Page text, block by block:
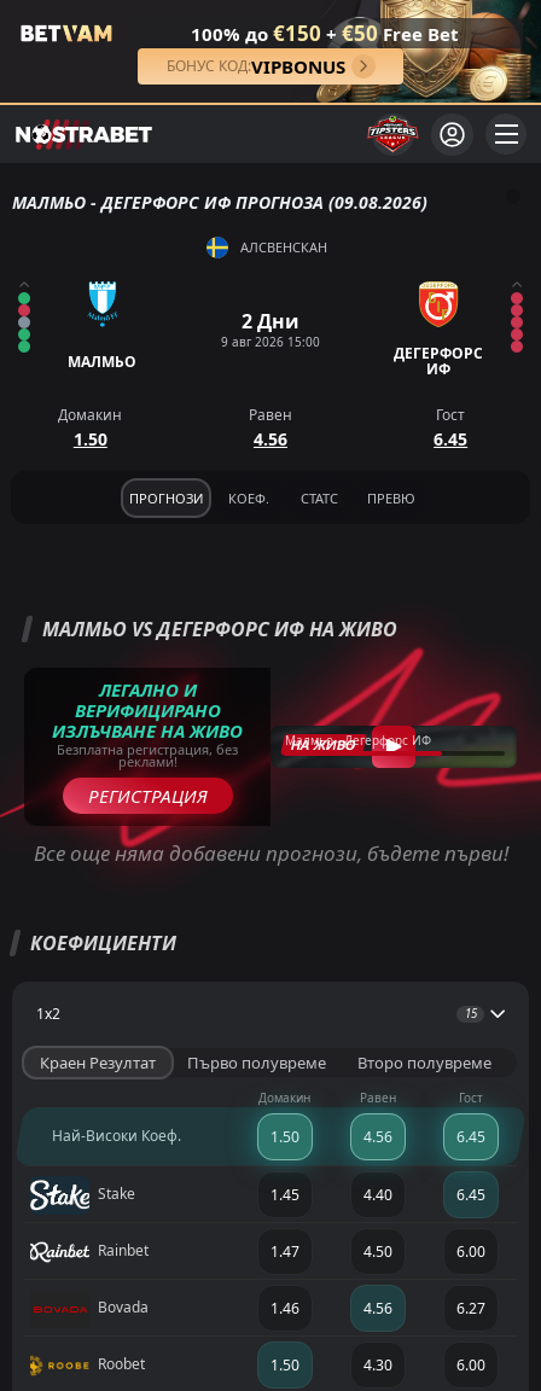
100% до €150 + €50Free Bet
БОНУС КОД:VIPBONUS
МАЛМЬО - ДЕГЕРФОРС ИФ ПРОГНОЗА (09.08.2026)
АЛСВЕНСКАН
МАЛМЬО
2 Дни
9 авг 2026 15:00
ДЕГЕРФОРС
ИФ
Домакин
1.50
Равен
4.56
Гост
6.45
ПРОГНОЗИ КОЕФ. СТАТС ПРЕВЮ
МАЛМЬО VS ДЕГЕРФОРС ИФ НА ЖИВО
ЛЕГАЛНО И
ВЕРИФИЦИРАНО
ИЗЛЪЧВАНЕ НА ЖИВО
Безплатна регистрация, без
реклами!
РЕГИСТРАЦИЯ
НА ЖИВО
Малмьо - Дегерфорс ИФ
Все още няма добавени прогнози, бъдете първи!
КОЕФИЦИЕНТИ
1x2 15
Краен Резултат Първо полувреме Второ полувреме
Домакин Равен Гост
Най-Високи Коеф. 1.50 4.56 6.45
Stake 1.45 4.40 6.45
Rainbet 1.47 4.50 6.00
Bovada 1.46 4.56 6.27
Roobet 1.50 4.30 6.00